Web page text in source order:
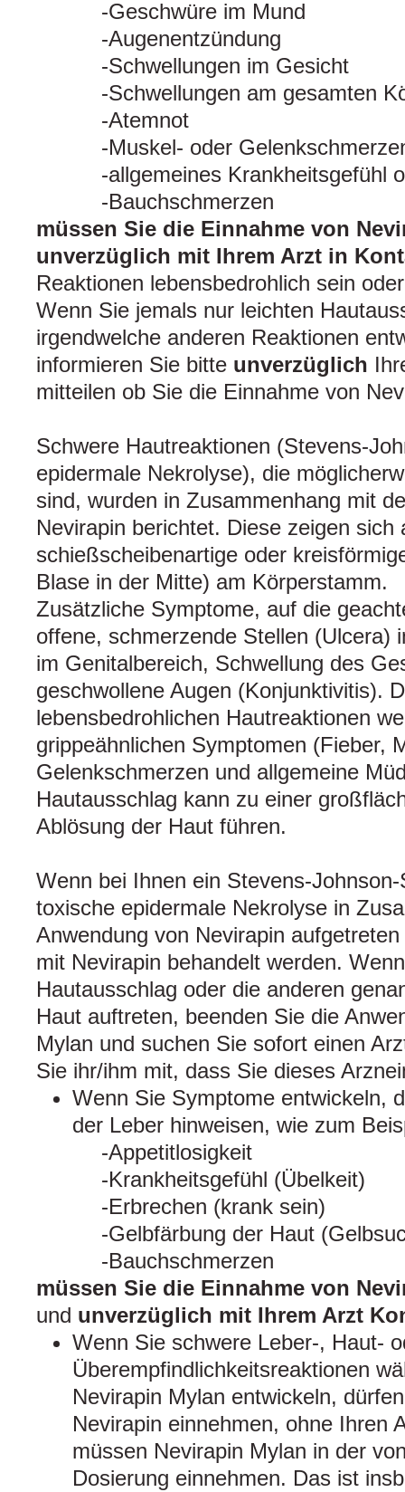
Geschwüre im Mund
Augenentzündung
Schwellungen im Gesicht
Schwellungen am gesamten
Atemnot
Muskel- oder
allgemeines Krankheitsgefühl
Bauchschmerzen
müssen Sie die Einnahme von
unverzüglich mit Ihrem Arzt in
Reaktionen lebensbedrohlich sein
Wenn Sie jemals nur leichten
irgendwelche anderen Reaktionen
informieren Sie bitte unverzüglich
mitteilen ob Sie die Einnahme von
Schwere Hautreaktionen (Stevens-
epidermale Nekrolyse), die
sind, wurden in Zusammenhang mit
Nevirapin berichtet. Diese zeigen sich
schießscheibenartige oder
Blase in der Mitte) am Körperstamm.
Zusätzliche Symptome, auf die
offene, schmerzende Stellen (Ulcera)
im Genitalbereich, Schwellung des
geschwollene Augen (Konjunktivitis).
lebensbedrohlichen Hautreaktionen
grippeähnlichen Symptomen (Fieber,
Gelenkschmerzen und allgemeine
Hautausschlag kann zu einer
Ablösung der Haut führen.
Wenn bei Ihnen ein Stevens-
toxische epidermale Nekrolyse in
Anwendung von Nevirapin
mit Nevirapin behandelt werden.
Hautausschlag oder die anderen
Haut auftreten, beenden Sie die
Mylan und suchen Sie sofort einen
Sie ihr/ihm mit, dass Sie dieses
Wenn Sie Symptome entwickeln,
der Leber hinweisen, wie zum
Appetitlosigkeit
Krankheitsgefühl (Übelkeit)
Erbrechen (krank sein)
Gelbfärbung der Haut
Bauchschmerzen
müssen Sie die Einnahme von
und unverzüglich mit Ihrem Arzt
Wenn Sie schwere Leber-, Haut-
Überempfindlichkeitsreaktionen
Nevirapin Mylan entwickeln,
Nevirapin einnehmen, ohne Ihren
müssen Nevirapin Mylan in der
Dosierung einnehmen. Das ist